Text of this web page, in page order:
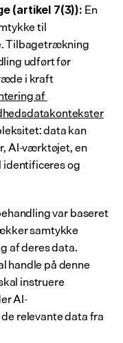
(artikel 7(3)): En
til
Tilbagetrækning
udført før
i kraft
af
data kan
AI-værktøjet, en
identificeres og
var baseret
samtykke
af deres data.
handle på denne
instruere
AI-
relevante data fra